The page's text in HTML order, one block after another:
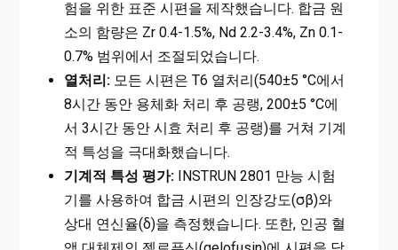
험을 위한 표준 시편을 제작했습니다. 합금 원
소의 함량은 Zr 0.4-1.5%, Nd 2.2-3.4%, Zn 0.1-
0.7% 범위에서 조절되었습니다.
열처리:모든 시편은 T6 열처리(540±5 °C에서
8시간 동안 용체화 처리 후 공랭, 200±5 °C에
서 3시간 동안 시효 처리 후 공랭)를 거쳐 기계
적 특성을 극대화했습니다.
기계적 특성 평가:INSTRUN 2801 만능 시험
기를 사용하여 합금 시편의 인장강도(σβ)와
상대 연신율(δ)을 측정했습니다. 또한, 인공 혈